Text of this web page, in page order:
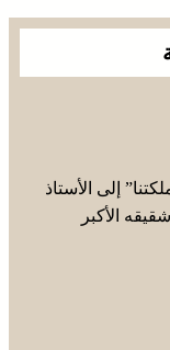
إلى الأستاذ
الأكبر